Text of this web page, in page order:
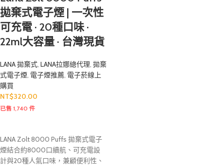
拋棄式電子煙 | 一次性
可充電 · 20種口味 ·
22ml大容量 · 台灣現貨
LANA 拋棄式 LANA拉娜總代理 拋棄
式電子煙 電子煙推薦 電子菸線上
購買
NT$320.00
已售 1,740 件
LANA Zolt 8000 Puffs 拋棄式電子
煙結合約8000口續航、可充電設
計與20種人氣口味，兼顧便利性、